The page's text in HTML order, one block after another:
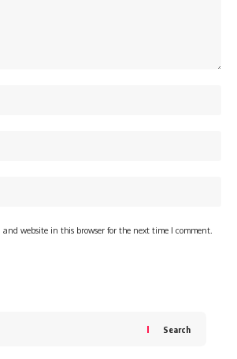
and website in this browser for the next time I comment.
Search